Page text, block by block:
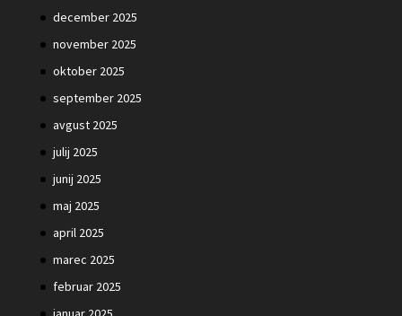
december 2025
november 2025
oktober 2025
september 2025
avgust 2025
julij 2025
junij 2025
maj 2025
april 2025
marec 2025
februar 2025